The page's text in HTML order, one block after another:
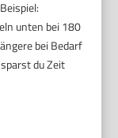
unten bei 180
bei Bedarf
du Zeit